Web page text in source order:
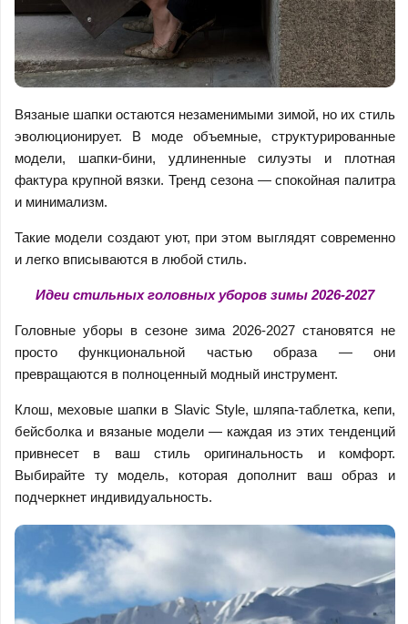
Вязаные шапки остаются незаменимыми зимой, но их стиль
эволюционирует. В моде объемные, структурированные
модели, шапки-бини, удлиненные силуэты и плотная
фактура крупной вязки. Тренд сезона — спокойная палитра
и минимализм.
Такие модели создают уют, при этом выглядят современно
и легко вписываются в любой стиль.
Идеи стильных головных уборов зимы 2026-2027
Головные уборы в сезоне зима 2026-2027 становятся не
просто функциональной частью образа — они
превращаются в полноценный модный инструмент.
Клош, меховые шапки в Slavic Style, шляпа-таблетка, кепи,
бейсболка и вязаные модели — каждая из этих тенденций
привнесет в ваш стиль оригинальность и комфорт.
Выбирайте ту модель, которая дополнит ваш образ и
подчеркнет индивидуальность.